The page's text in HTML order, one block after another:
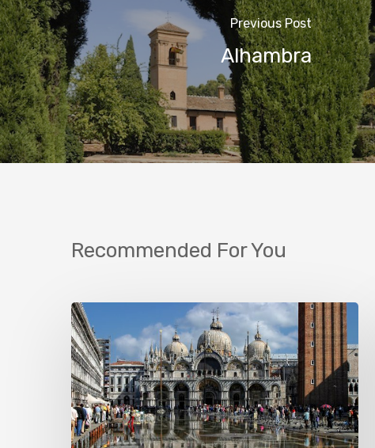
Previous Post
Alhambra
Recommended For You